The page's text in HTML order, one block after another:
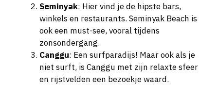
Seminyak: Hier vind je de hipste bars,
winkels en restaurants. Seminyak Beach is
ook een must-see, vooral tijdens
zonsondergang.
Canggu: Een surfparadijs! Maar ook als je
niet surft, is Canggu met zijn relaxte sfeer
en rijstvelden een bezoekje waard.